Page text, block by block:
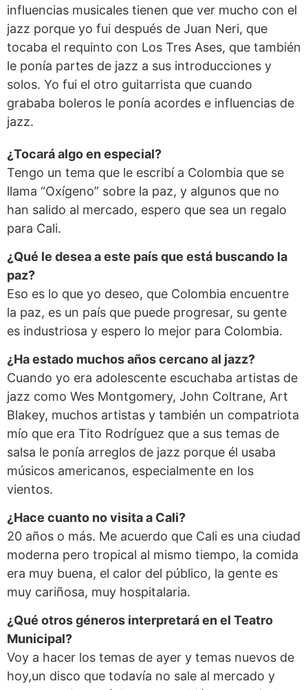
influencias musicales tienen que ver mucho con el
jazz porque yo fui después de Juan Neri, que
tocaba el requinto con Los Tres Ases, que también
le ponía partes de jazz a sus introducciones y
solos. Yo fui el otro guitarrista que cuando
grababa boleros le ponía acordes e influencias de
jazz.
¿Tocará algo en especial?
Tengo un tema que le escribí a Colombia que se
llama “Oxígeno” sobre la paz, y algunos que no
han salido al mercado, espero que sea un regalo
para Cali.
¿Qué le desea a este país que está buscando la
paz?
Eso es lo que yo deseo, que Colombia encuentre
la paz, es un país que puede progresar, su gente
es industriosa y espero lo mejor para Colombia.
¿Ha estado muchos años cercano al jazz?
Cuando yo era adolescente escuchaba artistas de
jazz como Wes Montgomery, John Coltrane, Art
Blakey, muchos artistas y también un compatriota
mío que era Tito Rodríguez que a sus temas de
salsa le ponía arreglos de jazz porque él usaba
músicos americanos, especialmente en los
vientos.
¿Hace cuanto no visita a Cali?
20 años o más. Me acuerdo que Cali es una ciudad
moderna pero tropical al mismo tiempo, la comida
era muy buena, el calor del público, la gente es
muy cariñosa, muy hospitalaria.
¿Qué otros géneros interpretará en el Teatro
Municipal?
Voy a hacer los temas de ayer y temas nuevos de
hoy,un disco que todavía no sale al mercado y